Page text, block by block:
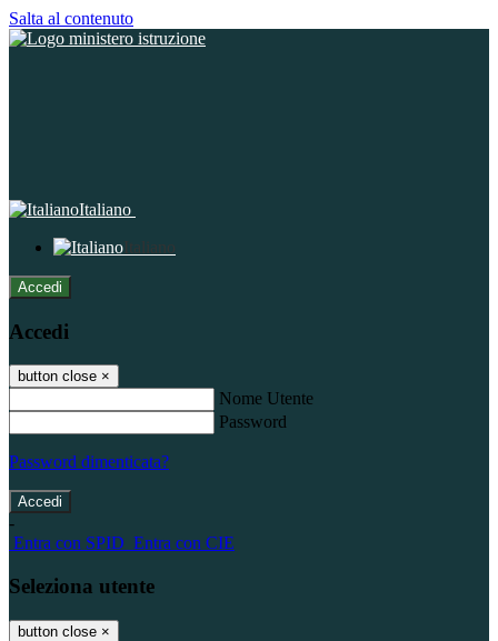
Salta al contenuto
Italiano
Italiano
Accedi
Accedi
button close ×
Nome Utente
Password
Password dimenticata?
-
Entra con SPID Entra con CIE
Seleziona utente
button close ×